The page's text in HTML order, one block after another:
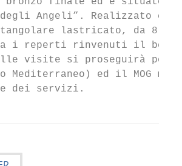
degli Angeli”. Realizzato
lastricato, da 8
i reperti rinvenuti il
visite si proseguirà per
Mediterraneo) ed il MOG
dei servizi.